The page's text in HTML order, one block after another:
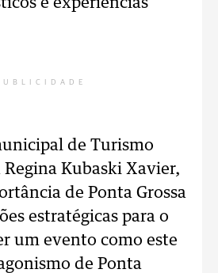
e experiências
de Turismo
Kubaski Xavier,
de Ponta Grossa
estratégicas para o
um evento como este
de Ponta